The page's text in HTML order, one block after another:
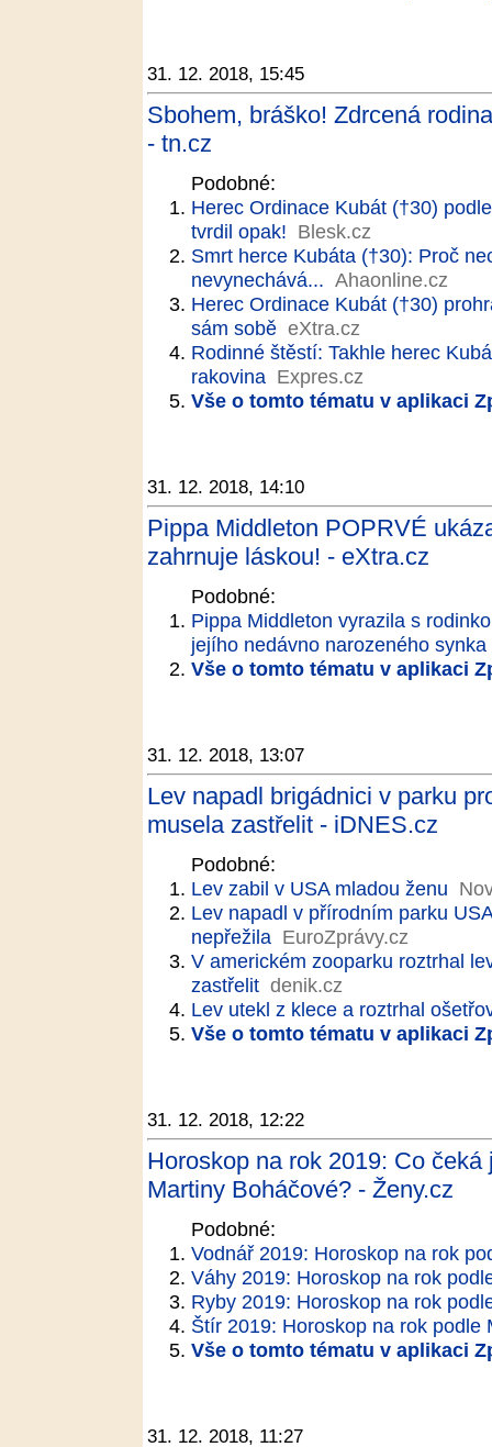
31. 12. 2018, 15:45
Sbohem, bráško! Zdrcená
- tn.cz
Podobné:
Herec Ordinace Kubát (†30)
tvrdil opak! Blesk.cz
Smrt herce Kubáta (†30): Proč
nevynechává... Ahaonline.cz
Herec Ordinace Kubát (†30)
sám sobě eXtra.cz
Rodinné štěstí: Takhle herec
rakovina Expres.cz
Vše o tomto tématu v aplikaci
31. 12. 2018, 14:10
Pippa Middleton POPRVÉ
zahrnuje láskou! - eXtra.cz
Podobné:
Pippa Middleton vyrazila s
jejího nedávno narozeného synka
Vše o tomto tématu v aplikaci
31. 12. 2018, 13:07
Lev napadl brigádnici v parku
musela zastřelit - iDNES.cz
Podobné:
Lev zabil v USA mladou ženu
Lev napadl v přírodním parku
nepřežila EuroZprávy.cz
V americkém zooparku roztrhal
zastřelit denik.cz
Lev utekl z klece a roztrhal
Vše o tomto tématu v aplikaci
31. 12. 2018, 12:22
Horoskop na rok 2019: Co
Martiny Boháčové? - Ženy.cz
Podobné:
Vodnář 2019: Horoskop na rok
Váhy 2019: Horoskop na rok
Ryby 2019: Horoskop na rok
Štír 2019: Horoskop na rok podle
Vše o tomto tématu v aplikaci
31. 12. 2018, 11:27